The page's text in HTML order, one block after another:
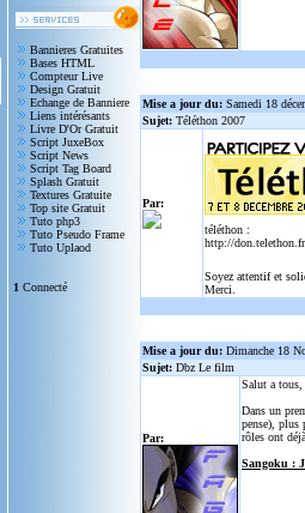
Bannieres Gratuites
Bases HTML
Compteur Live
Design Gratuit
Echange de Banniere
Liens intérésants
Livre D'Or Gratuit
Script JuxeBox
Script News
Script Tag Board
Splash Gratuit
Textures Gratuite
Top site Gratuit
Tuto php3
Tuto Pseudo Frame
Tuto Uplaod
1 Connecté
Mise a jour du: Samedi 18
Sujet: Téléthon 2007
Par:
téléthon :
http://
Soyez attentif et
Merci.
Mise a jour du: Dimanche 18
Sujet: Dbz Le film
Par:
Salut a
Dans un
pense), plus
rôles ont
Sangoku :